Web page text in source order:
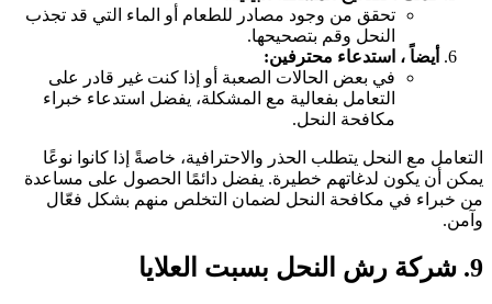
تحقق من وجود مصادر للطعام أو الماء التي قد تجذب
النحل وقم بتصحيحها.
أيضاً ، استدعاء محترفين:
في بعض الحالات الصعبة أو إذا كنت غير قادر على
التعامل بفعالية مع المشكلة، يفضل استدعاء خبراء
مكافحة النحل.
مع النحل يتطلب الحذر والاحترافية، خاصةً إذا كانوا نوعًا
أن يكون لدغاتهم خطيرة. يفضل دائمًا الحصول على مساعدة
خبراء في مكافحة النحل لضمان التخلص منهم بشكل فعّال
بسبت العلايا